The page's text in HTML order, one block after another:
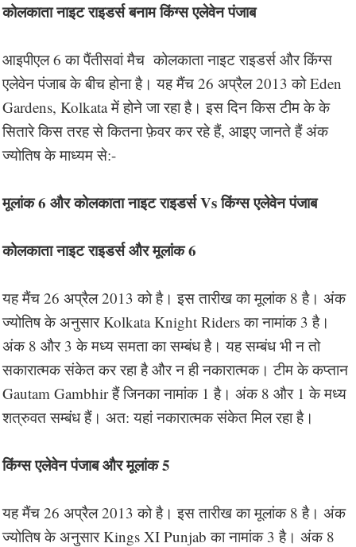
कोलकाता नाइट राइडर्स बनाम किंग्स एलेवेन पंजाब
आइपीएल 6 का पैंतीसवां मैच कोलकाता नाइट राइडर्स और किंग्स
एलेवेन पंजाब के बीच होना है। यह मैंच 26 अप्रैल 2013 को Eden
Gardens, Kolkata में होने जा रहा है। इस दिन किस टीम के के
सितारे किस तरह से कितना फ़ेवर कर रहे हैं, आइए जानते हैं अंक
ज्योतिष के माध्यम से:-
मूलांक 6 और कोलकाता नाइट राइडर्स Vs किंग्स एलेवेन पंजाब
कोलकाता नाइट राइडर्स और मूलांक 6
यह मैंच 26 अप्रैल 2013 को है। इस तारीख का मूलांक 8 है। अंक
ज्योतिष के अनुसार Kolkata Knight Riders का नामांक 3 है।
अंक 8 और 3 के मध्य समता का सम्बंध है। यह सम्बंध भी न तो
सकारात्मक संकेत कर रहा है और न ही नकारात्मक। टीम के कप्तान
Gautam Gambhir हैं जिनका नामांक 1 है। अंक 8 और 1 के मध्य
शत्रुवत सम्बंध हैं। अत: यहां नकारात्मक संकेत मिल रहा है।
किंग्स एलेवेन पंजाब और मूलांक 5
यह मैंच 26 अप्रैल 2013 को है। इस तारीख का मूलांक 8 है। अंक
ज्योतिष के अनुसार Kings XI Punjab का नामांक 3 है। अंक 8